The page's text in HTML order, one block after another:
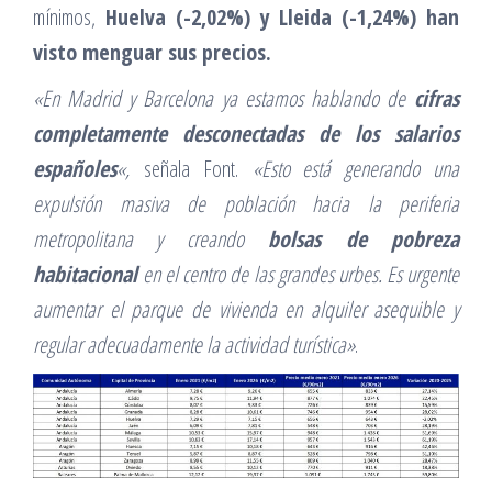
mínimos, Huelva (-2,02%) y Lleida (-1,24%) han
visto menguar sus precios.
«En Madrid y Barcelona ya estamos hablando de cifras
completamente desconectadas de los salarios
españoles«, señala Font. «Esto está generando una
expulsión masiva de población hacia la periferia
metropolitana y creando bolsas de pobreza
habitacionalen el centro de las grandes urbes. Es urgente
aumentar el parque de vivienda en alquiler asequible y
regular adecuadamente la actividad turística».